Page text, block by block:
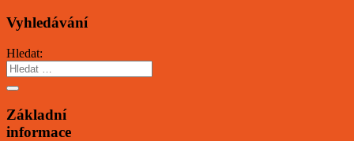
Vyhledávání
Hledat:
Základní
informace